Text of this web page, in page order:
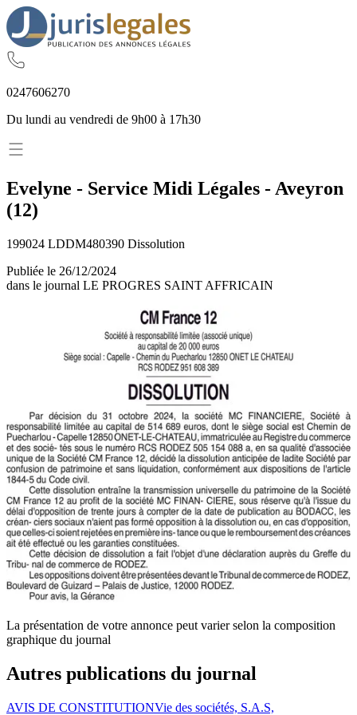
0247606270
Du lundi au vendredi de 9h00 à 17h30
Evelyne - Service Midi Légales - Aveyron
(12)
199024 LDDM480390 Dissolution
Publiée le 26/12/2024
dans le journal LE PROGRES SAINT AFFRICAIN
La présentation de votre annonce peut varier selon la composition
graphique du journal
Autres publications du journal
AVIS DE CONSTITUTIONVie des sociétés, S.A.S,